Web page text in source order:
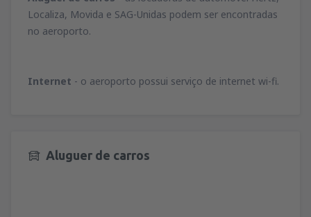
Localiza, Movida e SAG-Unidas podem ser encontradas
no aeroporto.
Internet - o aeroporto possui serviço de internet wi-fi.
Aluguer de carros